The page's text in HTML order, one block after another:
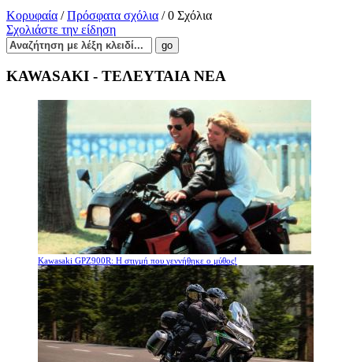
Κορυφαία /Πρόσφατα σχόλια / 0 Σχόλια
Σχολιάστε την είδηση
KAWASAKI - ΤΕΛΕΥΤΑΙΑ ΝΕΑ
Kawasaki GPZ900R: Η στιγμή που γεννήθηκε ο μύθος!